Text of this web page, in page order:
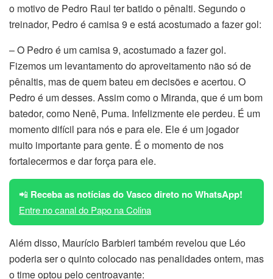
o motivo de Pedro Raul ter batido o pênalti. Segundo o
treinador, Pedro é camisa 9 e está acostumado a fazer gol:
– O Pedro é um camisa 9, acostumado a fazer gol.
Fizemos um levantamento do aproveitamento não só de
pênaltis, mas de quem bateu em decisões e acertou. O
Pedro é um desses. Assim como o Miranda, que é um bom
batedor, como Nenê, Puma. Infelizmente ele perdeu. É um
momento difícil para nós e para ele. Ele é um jogador
muito importante para gente. É o momento de nos
fortalecermos e dar força para ele.
📲 Receba as notícias do Vasco direto no WhatsApp!
Entre no canal do Papo na Colina
Além disso, Maurício Barbieri também revelou que Léo
poderia ser o quinto colocado nas penalidades ontem, mas
o time optou pelo centroavante: